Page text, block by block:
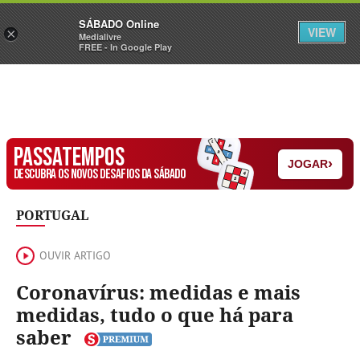
Sábado Assine Iniciar Sessão
PASSATEMPOS
DESCUBRA OS NOVOS DESAFIOS DA SÁBADO
JOGAR›
PORTUGAL
OUVIR ARTIGO
Coronavírus: medidas e mais
medidas, tudo o que há para
saber
×
SÁBADO Online
Medialivre
FREE - In Google Play
VIEW